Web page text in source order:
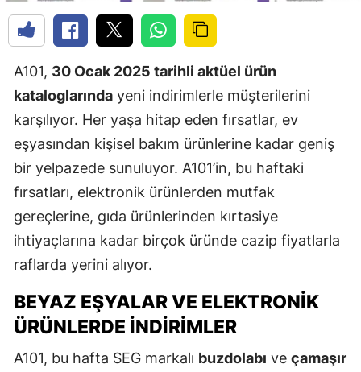
A101, 30 Ocak 2025 tarihli aktüel ürün
kataloglarında yeni indirimlerle müşterilerini
karşılıyor. Her yaşa hitap eden fırsatlar, ev
eşyasından kişisel bakım ürünlerine kadar geniş
bir yelpazede sunuluyor. A101’in, bu haftaki
fırsatları, elektronik ürünlerden mutfak
gereçlerine, gıda ürünlerinden kırtasiye
ihtiyaçlarına kadar birçok üründe cazip fiyatlarla
raflarda yerini alıyor.
BEYAZ EŞYALAR VE ELEKTRONIK
ÜRÜNLERDE İNDIRIMLER
A101, bu hafta SEG markalı buzdolabı ve çamaşır